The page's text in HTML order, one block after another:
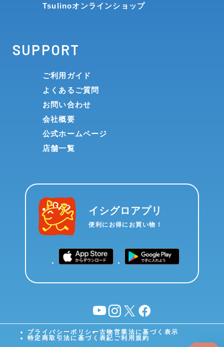
Tsulinoオンラインショップ
SUPPORT
ご利用ガイド
よくあるご質問
お問い合わせ
会社概要
公式ホームページ
店舗一覧
イシグロアプリ
便利にお得にお買い物！
YouTubeinstagram
X facebook
プライバシーポリシー古物営業法に基づく表示
特定商取引法に基づく表記 ご利用規約